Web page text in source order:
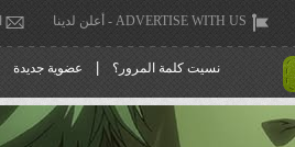
ADVERTISE WITH US - أعلن لدينا
نسيت كلمة المرور؟ عضوية جديدة